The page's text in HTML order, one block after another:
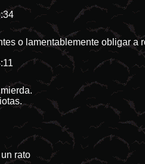
o lamentablemente obligar a
rato